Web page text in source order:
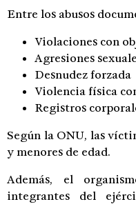
Entre los abusos
Violaciones con
Agresiones
Desnudez forzada
Violencia física
Registros
Según la ONU, las
y menores de edad.
Además, el
integrantes del